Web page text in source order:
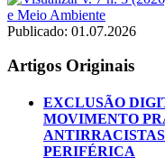
Publicado: 01.07.2026
Artigos Originais
EXCLUSÃO
MOVIMENTO
PERIFÉRICA